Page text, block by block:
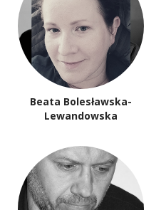
Beata Bolesławska-
Lewandowska